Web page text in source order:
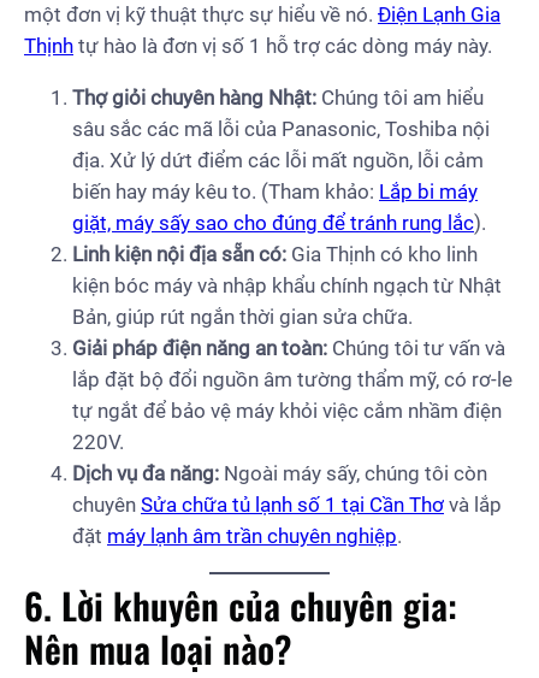
một đơn vị kỹ thuật thực sự hiểu về nó. Điện Lạnh Gia
Thịnh tự hào là đơn vị số 1 hỗ trợ các dòng máy này.
Thợ giỏi chuyên hàng Nhật: Chúng tôi am hiểu
sâu sắc các mã lỗi của Panasonic, Toshiba nội
địa. Xử lý dứt điểm các lỗi mất nguồn, lỗi cảm
biến hay máy kêu to. (Tham khảo: Lắp bi máy
giặt, máy sấy sao cho đúng để tránh rung lắc).
Linh kiện nội địa sẵn có: Gia Thịnh có kho linh
kiện bóc máy và nhập khẩu chính ngạch từ Nhật
Bản, giúp rút ngắn thời gian sửa chữa.
Giải pháp điện năng an toàn: Chúng tôi tư vấn và
lắp đặt bộ đổi nguồn âm tường thẩm mỹ, có rơ-le
tự ngắt để bảo vệ máy khỏi việc cắm nhầm điện
220V.
Dịch vụ đa năng: Ngoài máy sấy, chúng tôi còn
chuyên Sửa chữa tủ lạnh số 1 tại Cần Thơ và lắp
đặt máy lạnh âm trần chuyên nghiệp.
6. Lời khuyên của chuyên gia:
Nên mua loại nào?